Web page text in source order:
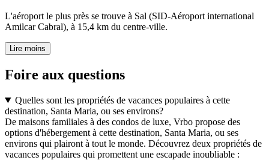
L'aéroport le plus près se trouve à Sal (SID-Aéroport international
Amilcar Cabral), à 15,4 km du centre-ville.
Lire moins
Foire aux questions
Quelles sont les propriétés de vacances populaires à cette
destination, Santa Maria, ou ses environs?
De maisons familiales à des condos de luxe, Vrbo propose des
options d'hébergement à cette destination, Santa Maria, ou ses
environs qui plairont à tout le monde. Découvrez deux propriétés de
vacances populaires qui promettent une escapade inoubliable :